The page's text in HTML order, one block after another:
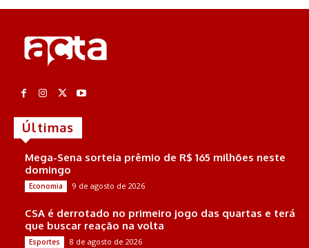
Últimas
Mega-Sena sorteia prêmio de R$ 165 milhões neste
domingo
Economia 9 de agosto de 2026
CSA é derrotado no primeiro jogo das quartas e terá
que buscar reação na volta
Esportes 8 de agosto de 2026